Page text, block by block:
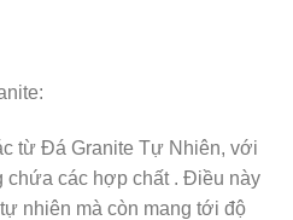
từ Đá Granite Tự Nhiên, với
chứa các hợp chất . Điều này
nhiên mà còn mang tới độ